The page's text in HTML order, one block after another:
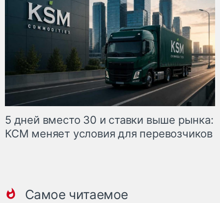
5 дней вместо 30 и ставки выше рынка:
КСМ меняет условия для перевозчиков
Самое читаемое